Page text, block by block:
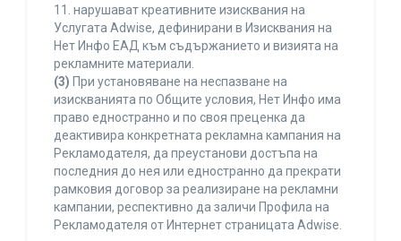
11. нарушават креативните изисквания на
Услугата Adwise, дефинирани в Изисквания на
Нет Инфо ЕАД към съдържанието и визията на
рекламните материали.
(3) При установяване на неспазване на
изискванията по Общите условия, Нет Инфо има
право едностранно и по своя преценка да
деактивира конкретната рекламна кампания на
Рекламодателя, да преустанови достъпа на
последния до нея или едностранно да прекрати
рамковия договор за реализиране на рекламни
кампании, респективно да заличи Профила на
Рекламодателя от Интернет страницата Adwise.